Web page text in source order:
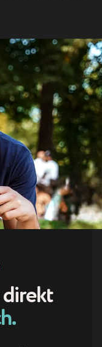
direkt